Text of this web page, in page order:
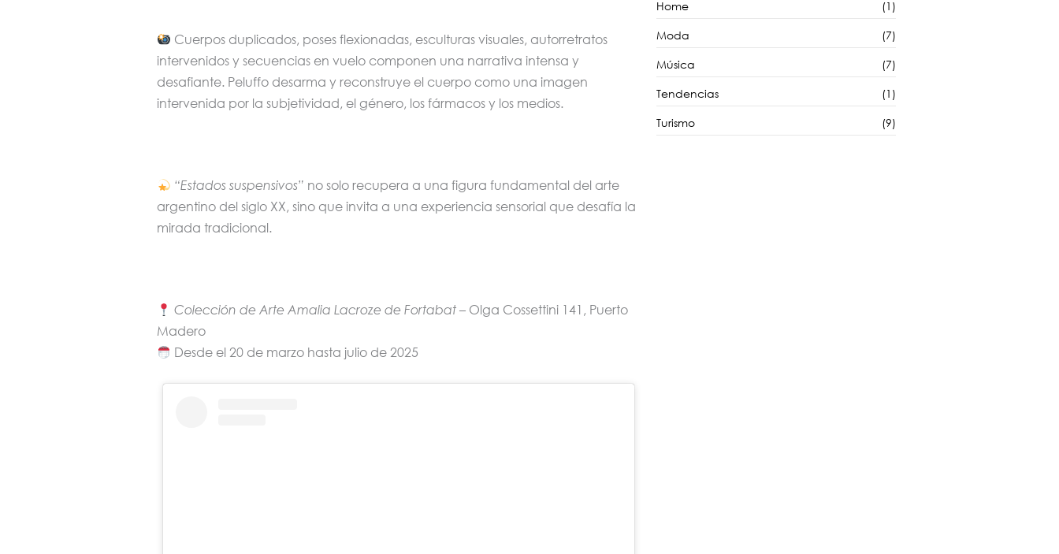
Cuerpos duplicados, poses flexionadas, esculturas visuales, autorretratos
intervenidos y secuencias en vuelo componen una narrativa intensa y
desafiante. Peluffo desarma y reconstruye el cuerpo como una imagen
intervenida por la subjetividad, el género, los fármacos y los medios.
“Estados suspensivos” no solo recupera a una figura fundamental del arte
argentino del siglo XX, sino que invita a una experiencia sensorial que desafía la
mirada tradicional.
Colección de Arte Amalia Lacroze de Fortabat– Olga Cossettini 141, Puerto
Madero
Desde el 20 de marzo hasta julio de 2025
Home (1)
Moda (7)
Música (7)
Tendencias (1)
Turismo (9)